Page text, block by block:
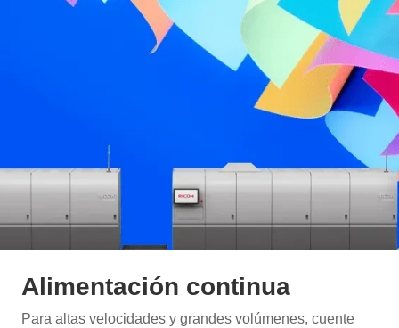
Alimentación continua
Para altas velocidades y grandes volúmenes, cuente